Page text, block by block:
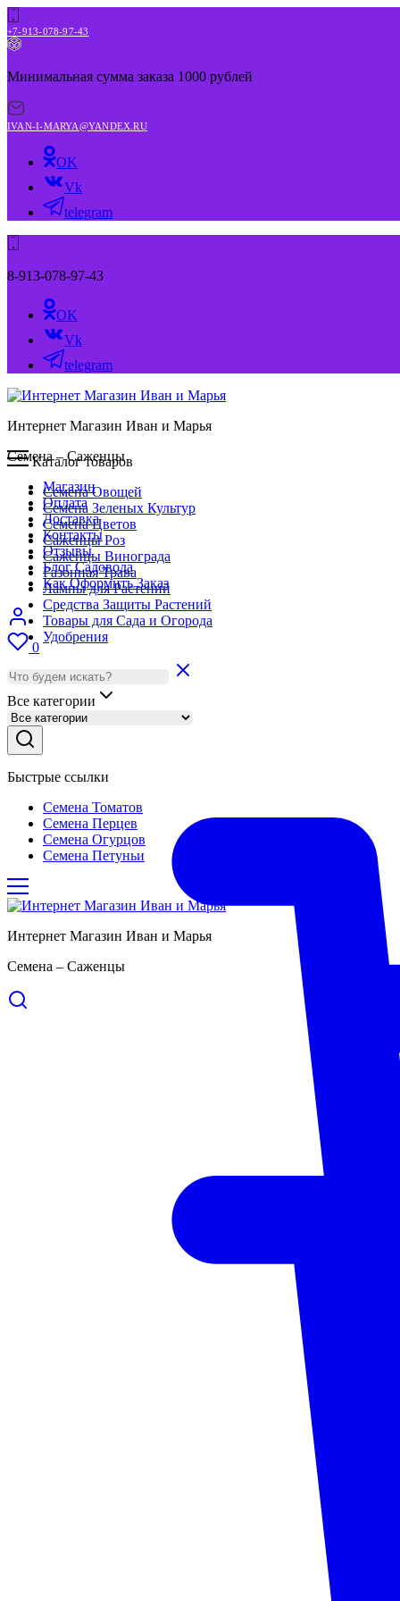
+7-913-078-97-43
Минимальная сумма заказа 1000 рублей
IVAN-I-MARYA@YANDEX.RU
OK
Vk
telegram
8-913-078-97-43
OK
Vk
telegram
Интернет Магазин Иван и Марья
Семена – Саженцы
Магазин
Оплата
Доставка
Контакты
Отзывы
Блог Садовода
Как Оформить Заказ
0
Каталог товаров
Семена Овощей
Семена Зеленых Культур
Семена Цветов
Саженцы Роз
Саженцы Винограда
Газонная Трава
Лампы для Растений
Средства Защиты Растений
Товары для Сада и Огорода
Удобрения
Все категории
Быстрые ссылки
Семена Томатов
Семена Перцев
Семена Огурцов
Семена Петуньи
Интернет Магазин Иван и Марья
Семена – Саженцы